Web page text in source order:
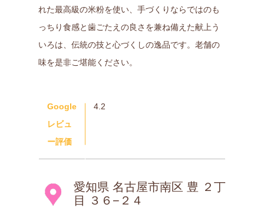
れた最高級の米粉を使い、手づくりならではのも
っちり食感と歯ごたえの良さを兼ね備えた献上う
いろは、伝統の技と心づくしの逸品です。老舗の
味を是非ご堪能ください。
Google
レビュ
ー評価
4.2
愛知県 名古屋市南区 豊 ２丁
目 ３６−２４